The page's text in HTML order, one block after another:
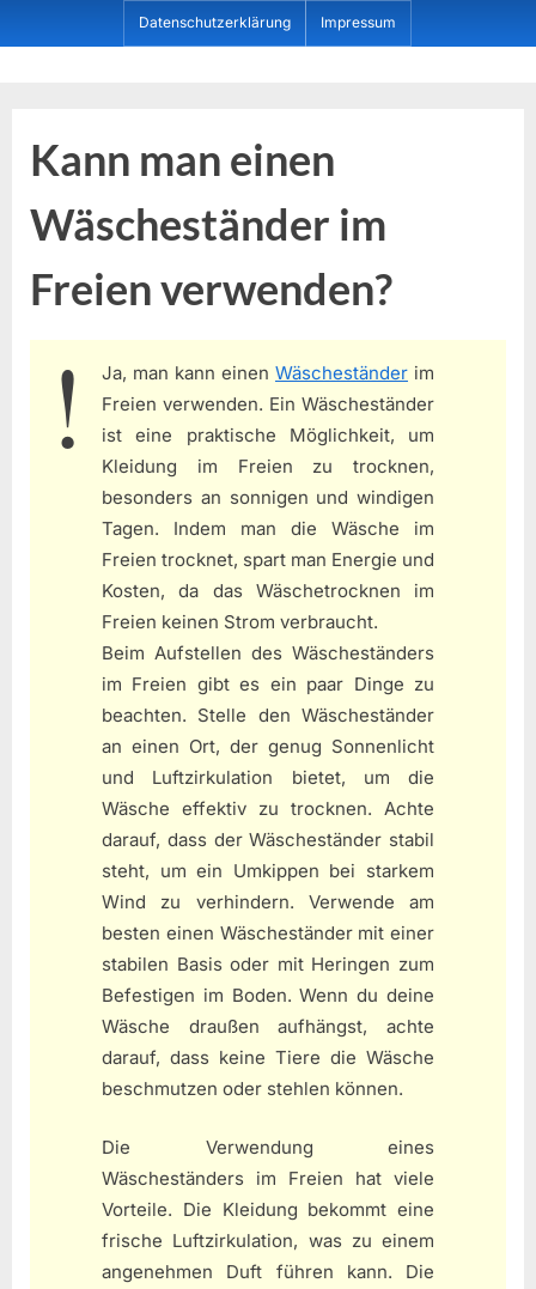
to
Datenschutzerklärung Impressum
Kann man einen
Wäscheständer im
Freien verwenden?
Ja, man kann einen Wäscheständer im
Freien verwenden. Ein Wäscheständer
ist eine praktische Möglichkeit, um
Kleidung im Freien zu trocknen,
besonders an sonnigen und windigen
Tagen. Indem man die Wäsche im
Freien trocknet, spart man Energie und
Kosten, da das Wäschetrocknen im
Freien keinen Strom verbraucht.
Beim Aufstellen des Wäscheständers
im Freien gibt es ein paar Dinge zu
beachten. Stelle den Wäscheständer
an einen Ort, der genug Sonnenlicht
und Luftzirkulation bietet, um die
Wäsche effektiv zu trocknen. Achte
darauf, dass der Wäscheständer stabil
steht, um ein Umkippen bei starkem
Wind zu verhindern. Verwende am
besten einen Wäscheständer mit einer
stabilen Basis oder mit Heringen zum
Befestigen im Boden. Wenn du deine
Wäsche draußen aufhängst, achte
darauf, dass keine Tiere die Wäsche
beschmutzen oder stehlen können.
Die Verwendung eines
Wäscheständers im Freien hat viele
Vorteile. Die Kleidung bekommt eine
frische Luftzirkulation, was zu einem
angenehmen Duft führen kann. Die